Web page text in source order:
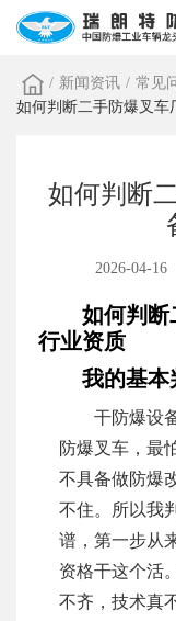
/ 新闻资讯 / 常见
如何判断二手防爆叉车
如何判断
2026-04-16
如何判断
行业资质
我的基本
干防爆设
防爆叉车，最
不具备做防爆
不住。所以我
谱，第一步从
资格干这个活
不齐，技术真